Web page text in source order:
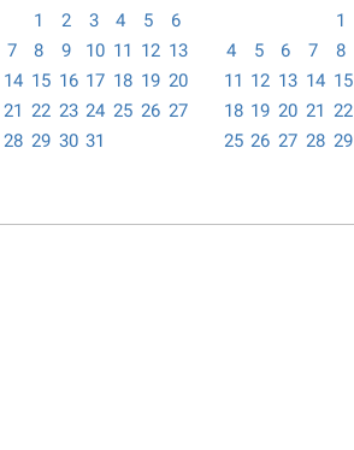
1 2 3 4 5
6
7
8 9 10 11 12 13
14 15 16 17 18 19 20
21 22 23 24 25 26 27
28 29 30 31
1
4
5 6 7 8
11 12 13 14 15
18 19 20 21 22
25 26 27 28 29